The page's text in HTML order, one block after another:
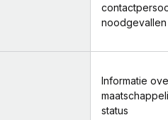
noodgevallen
Informatie
status